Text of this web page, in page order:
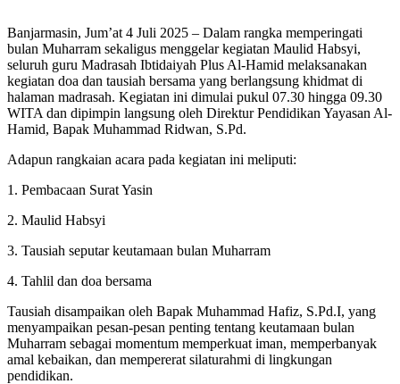
Banjarmasin, Jum’at 4 Juli 2025 – Dalam rangka memperingati
bulan Muharram sekaligus menggelar kegiatan Maulid Habsyi,
seluruh guru Madrasah Ibtidaiyah Plus Al-Hamid melaksanakan
kegiatan doa dan tausiah bersama yang berlangsung khidmat di
halaman madrasah. Kegiatan ini dimulai pukul 07.30 hingga 09.30
WITA dan dipimpin langsung oleh Direktur Pendidikan Yayasan Al-
Hamid, Bapak Muhammad Ridwan, S.Pd.
Adapun rangkaian acara pada kegiatan ini meliputi:
1. Pembacaan Surat Yasin
2. Maulid Habsyi
3. Tausiah seputar keutamaan bulan Muharram
4. Tahlil dan doa bersama
Tausiah disampaikan oleh Bapak Muhammad Hafiz, S.Pd.I, yang
menyampaikan pesan-pesan penting tentang keutamaan bulan
Muharram sebagai momentum memperkuat iman, memperbanyak
amal kebaikan, dan mempererat silaturahmi di lingkungan
pendidikan.